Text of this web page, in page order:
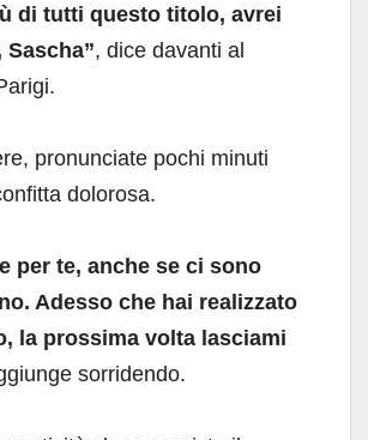
di tutti questo titolo, avrei
, dice davanti al
pronunciate pochi minuti
dolorosa.
per te, anche se ci sono
Adesso che hai realizzato
la prossima volta lasciami
sorridendo.